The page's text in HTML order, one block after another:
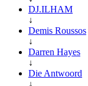
DJ.ILHAM
↓
Demis Roussos
↓
Darren Hayes
↓
Die Antwoord
↓